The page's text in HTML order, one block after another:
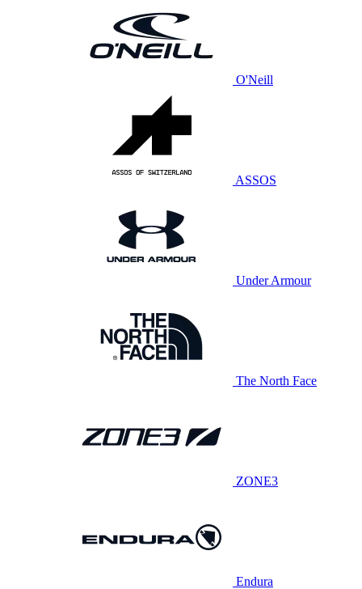
O'Neill
ASSOS
Under Armour
The North Face
ZONE3
Endura